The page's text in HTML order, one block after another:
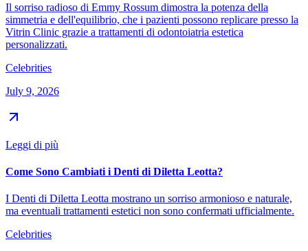
Il sorriso radioso di Emmy Rossum dimostra la potenza della
simmetria e dell'equilibrio, che i pazienti possono replicare presso la
Vitrin Clinic grazie a trattamenti di odontoiatria estetica
personalizzati.
Celebrities
July 9, 2026
Leggi di più
Come Sono Cambiati i Denti di Diletta Leotta?
I Denti di Diletta Leotta mostrano un sorriso armonioso e naturale,
ma eventuali trattamenti estetici non sono confermati ufficialmente.
Celebrities